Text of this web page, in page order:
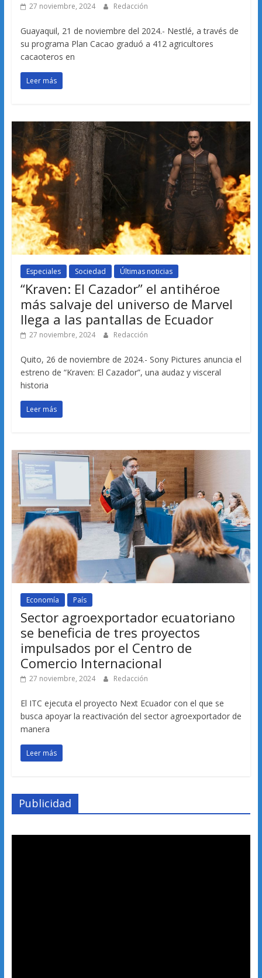
27 noviembre, 2024 Redacción
Guayaquil, 21 de noviembre del 2024.- Nestlé, a través de
su programa Plan Cacao graduó a 412 agricultores
cacaoteros en
Leer más
Especiales Sociedad Últimas noticias
“Kraven: El Cazador” el antihéroe
más salvaje del universo de Marvel
llega a las pantallas de Ecuador
27 noviembre, 2024 Redacción
Quito, 26 de noviembre de 2024.- Sony Pictures anuncia el
estreno de “Kraven: El Cazador”, una audaz y visceral
historia
Leer más
Economía País
Sector agroexportador ecuatoriano
se beneficia de tres proyectos
impulsados por el Centro de
Comercio Internacional
27 noviembre, 2024 Redacción
El ITC ejecuta el proyecto Next Ecuador con el que se
busca apoyar la reactivación del sector agroexportador de
manera
Leer más
Publicidad